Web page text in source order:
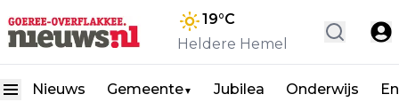
19°C
Heldere Hemel
Nieuws Gemeente▼ Jubilea Onderwijs